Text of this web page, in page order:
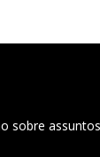
sobre